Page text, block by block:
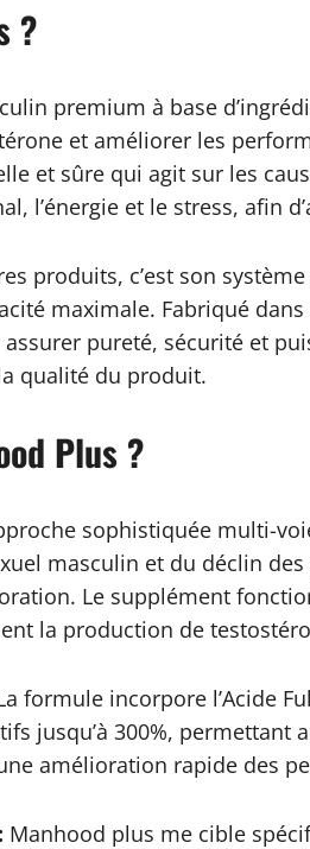
?
premium à base
et améliorer les
et sûre qui agit sur les
l’énergie et le stress, afin
produits, c’est son
maximale. Fabriqué
pureté, sécurité et
qualité du produit.
Plus ?
sophistiquée multi-
masculin et du déclin
Le supplément
la production de
formule incorpore l’Acide
jusqu’à 300%,
amélioration rapide des
Manhood plus me cible